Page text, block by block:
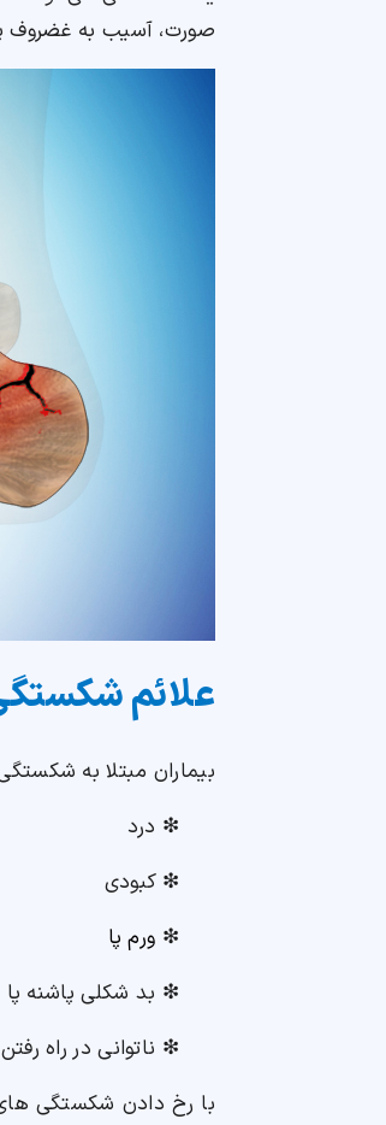
صورت، آسیب به غضروف
علائم
بیماران مبتلا به
❇ درد
❇ کبودی
❇ ورم پا
❇ بد شکلی پاشنه پا
❇ ناتوانی در راه
با رخ دادن شکستگی